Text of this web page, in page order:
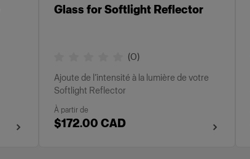
Glass for Softlight Reflector
(0)
Ajoute de l’intensité à la lumière de votre
Softlight Reflector
À partir de
$172.00 CAD